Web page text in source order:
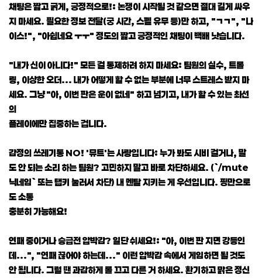
채팅은 짧고 굵게, 긍정적으로!: 논쟁이 시작될 것 같으면 절대 길게 싸우
지 마세요. 필요한 정보 전달(궁 시간, 스펠 유무 등)만 하고, "ㄱㄱ", "나
이스!", "아쉽네요 ㅜㅜ" 정도의 짧고 긍정적인 채팅이 백배 낫습니다.
"내가 신이 아니다!" 모든 걸 통제하려 하지 마세요: 팀원의 실수, 트롤
링, 이상한 오더... 내가 어떻게 할 수 없는 부분에 너무 스트레스 받지 마
세요. 그냥 "아, 이번 판은 운이 없네" 하고 넘기고, 내가 할 수 있는 최선
의
플레이에만 집중하는 겁니다.
감정의 쓰레기통 NO! '뮤트'는 사랑입니다: 누가 봐도 시비 걸거나, 말
도 안 되는 소리 하는 팀원? 고민하지 말고 바로 차단하세요. (`/mute
닉네임` 또는 탭키 눌러서 차단) 내 멘탈 지키는 게 우선입니다. 핑만으로
도 소통
충분히 가능해요!
연패 중이거나 승급전 압박감? 일단 쉬세요!: "아, 이번 판 지면 강등인
데...", "연패 끊어야 하는데..." 이런 압박감 속에서 게임하면 될 것도
안 됩니다. 그럴 땐 과감하게 롤 끄고 다른 거 하세요. 환기하고 맑은 정신